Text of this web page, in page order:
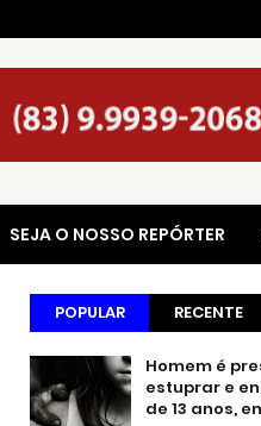
SEJA O NOSSO REPÓRTER
POPULAR RECENTE
Homem é
estuprar e
de 13 anos,